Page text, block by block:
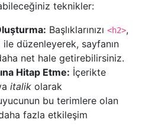
teknikler:
Başlıklarınızı <h2>,
düzenleyerek, sayfanın
net hale getirebilirsiniz.
Hitap Etme: İçerikte
italik olarak
bu terimlere olan
fazla etkileşim